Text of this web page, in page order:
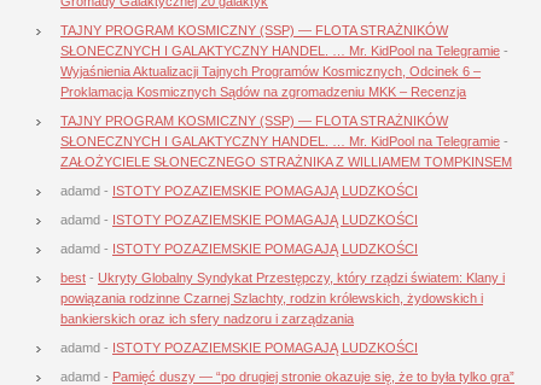
TAJNY PROGRAM KOSMICZNY (SSP) — FLOTA STRAŻNIKÓW
SŁONECZNYCH I GALAKTYCZNY HANDEL. … Mr. KidPool na Telegramie -
Wyjaśnienia Aktualizacji Tajnych Programów Kosmicznych, Odcinek 6 –
Proklamacja Kosmicznych Sądów na zgromadzeniu MKK – Recenzja
TAJNY PROGRAM KOSMICZNY (SSP) — FLOTA STRAŻNIKÓW
SŁONECZNYCH I GALAKTYCZNY HANDEL. … Mr. KidPool na Telegramie -
ZAŁOŻYCIELE SŁONECZNEGO STRAŻNIKA Z WILLIAMEM TOMPKINSEM
adamd - ISTOTY POZAZIEMSKIE POMAGAJĄ LUDZKOŚCI
adamd - ISTOTY POZAZIEMSKIE POMAGAJĄ LUDZKOŚCI
adamd - ISTOTY POZAZIEMSKIE POMAGAJĄ LUDZKOŚCI
best - Ukryty Globalny Syndykat Przestępczy, który rządzi światem: Klany i
powiązania rodzinne Czarnej Szlachty, rodzin królewskich, żydowskich i
bankierskich oraz ich sfery nadzoru i zarządzania
adamd - ISTOTY POZAZIEMSKIE POMAGAJĄ LUDZKOŚCI
adamd - Pamięć duszy — “po drugiej stronie okazuje się, że to była tylko gra”